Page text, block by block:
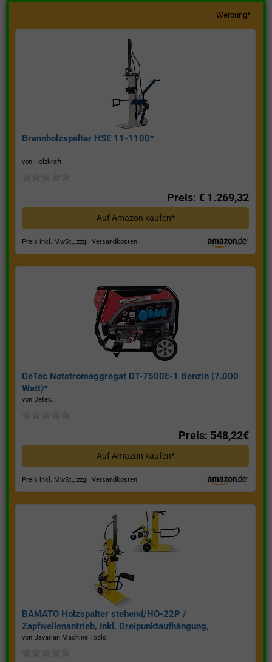
Werbung*
Brennholzspalter HSE 11-1100*
von Holzkraft
Preis: € 1.269,32
Auf Amazon kaufen*
Preis inkl. MwSt., zzgl. Versandkosten
DeTec Notstromaggregat DT-7500E-1 Benzin (7.000
Watt)*
von Detec.
Preis: 548,22€
Auf Amazon kaufen*
Preis inkl. MwSt., zzgl. Versandkosten
BAMATO Holzspalter stehend/HO-22P /
Zapfwellenantrieb, Inkl. Dreipunktaufhängung,
Spaltkraft 22 Tonnen*
von Bavarian Machine Tools